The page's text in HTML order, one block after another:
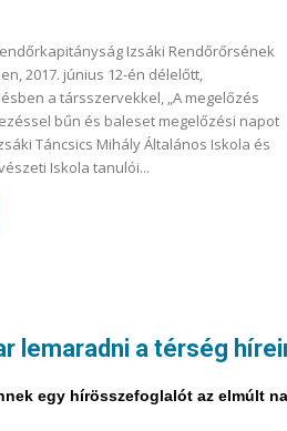
lemaradni a térség
egy hírösszefoglalót az elmúlt
Izsáki Rendőrőrsének
2017. június 12-én délelőtt,
a társszervekkel, „A megelőzés
bűn és baleset megelőzési napot
Táncsics Mihály Általános Iskola és
Iskola tanulói...
107. oldal a 112-